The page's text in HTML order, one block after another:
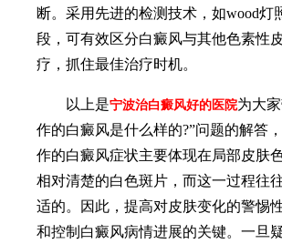
断。采用先进的检测技术，如wood灯
段，可有效区分白癜风与其他色素性
疗，抓住最佳治疗时机。
以上是宁波治白癜风好的医院为大
作的白癜风是什么样的?”问题的解答
作的白癜风症状主要体现在局部皮肤
相对清楚的白色斑片，而这一过程往
适的。因此，提高对皮肤变化的警惕
和控制白癜风病情进展的关键。一旦